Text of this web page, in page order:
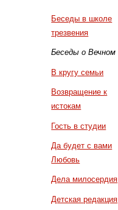
Беседы в школе
трезвения
Беседы о Вечном
В кругу семьи
Возвращение к
истокам
Гость в студии
Да будет с вами
Любовь
Дела милосердия
Детская редакция